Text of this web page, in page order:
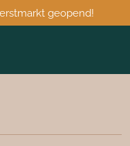
geopend!